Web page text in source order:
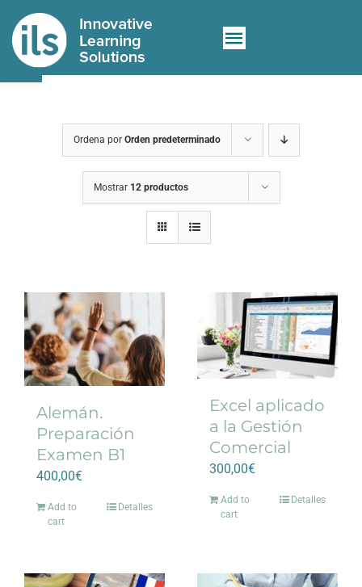
Abrir barra de herramientas
Saltar
contenido
Toggle
Navigation
Sobre nosotros
Nuevo e-learning
🛒
Ordena por Orden predeterminado
Mostrar 12 productos
Alemán.
Preparación
Examen B1
400,00€
Add to
cart
Detalles
Excel aplicado
a la Gestión
Comercial
300,00€
Add to
cart
Detalles